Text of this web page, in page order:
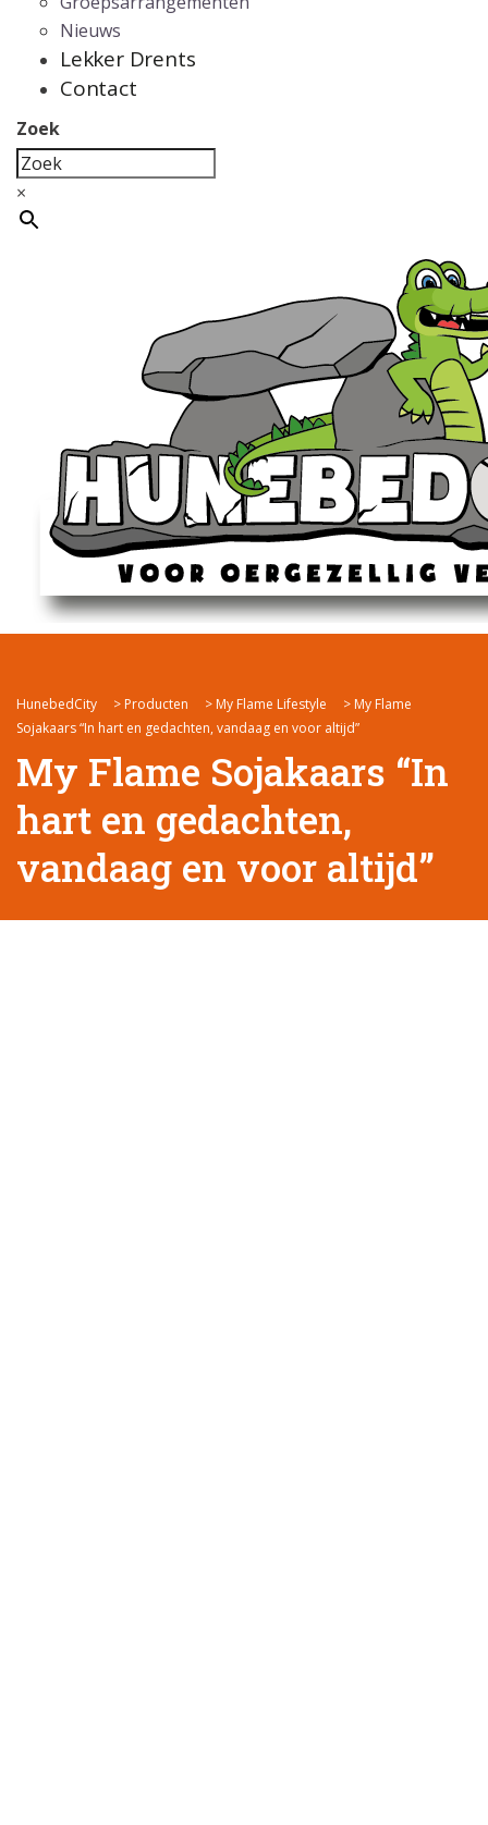
Nieuws
Lekker Drents
Contact
Zoek
×
HunebedCity > Producten > My Flame Lifestyle > My Flame
Sojakaars “In hart en gedachten, vandaag en voor altijd”
My Flame Sojakaars “In
hart en gedachten,
vandaag en voor altijd”